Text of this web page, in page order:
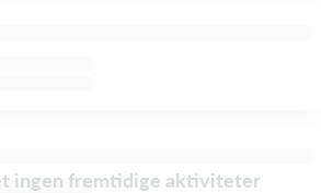
ingen fremtidige aktiviteter